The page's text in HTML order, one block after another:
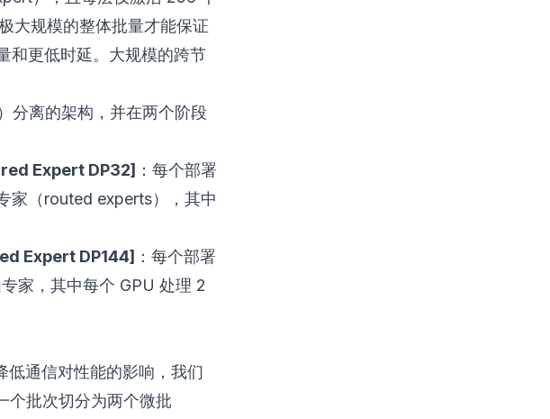
大规模的整体批量才能保证
和更低时延。大规模的跨节
分离的架构，并在两个阶段
Expert DP32] ：每个部署
家（routed experts），其中
Expert DP144] ：每个部署
家，其中每个 GPU 处理 2
低通信对性能的影响，我们
个批次切分为两个微批